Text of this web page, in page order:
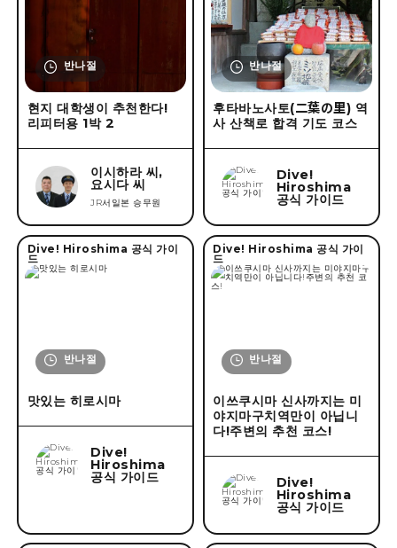
롱스테이
계절에서 찾기
여름
검색하다
조건 삭제
반나절
현지 대학생이 추천한다!
리피터용 1박 2
이시하라 씨,
요시다 씨
JR서일본 승무원
반나절
후타바노사토(二葉の里) 역
사 산책로 합격 기도 코스
Dive!
Hiroshima
공식 가이드
Dive! Hiroshima 공식 가이
드
반나절
맛있는 히로시마
Dive!
Hiroshima
공식 가이드
Dive! Hiroshima 공식 가이
드
반나절
이쓰쿠시마 신사까지는 미
야지마구치역만이 아닙니
다!주변의 추천 코스!
Dive!
Hiroshima
공식 가이드